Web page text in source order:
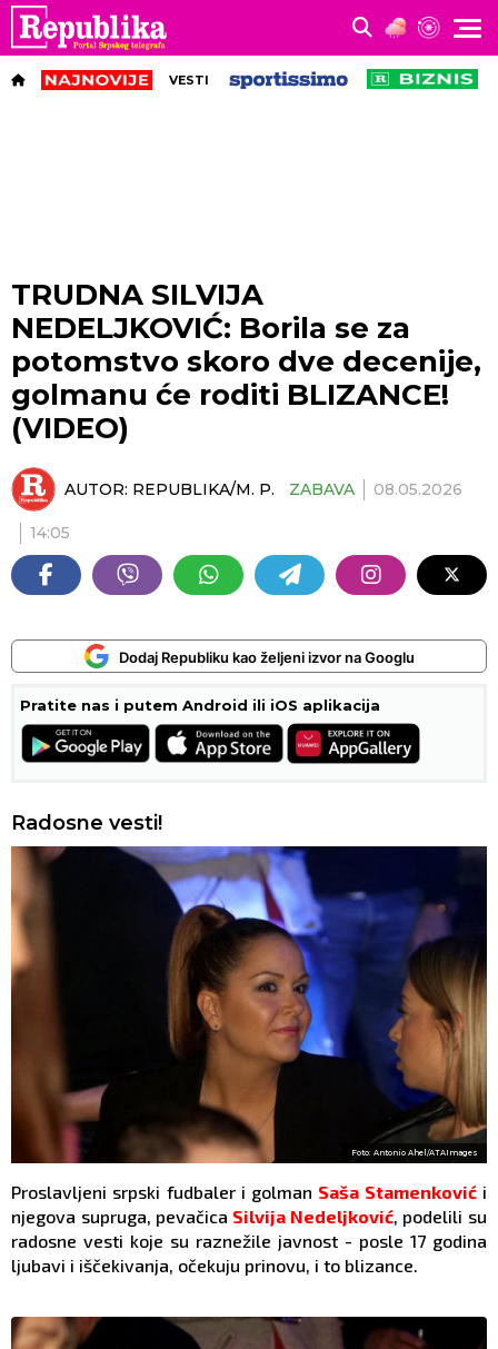
VESTI
TRUDNA SILVIJA
NEDELJKOVIĆ: Borila se za
potomstvo skoro dve decenije,
golmanu će roditi BLIZANCE!
(VIDEO)
AUTOR: REPUBLIKA/M. P. ZABAVA 08.05.2026
14:05
Dodaj Republiku kao željeni izvor na Googlu
Pratite nas i putem Android ili iOS aplikacija
Radosne vesti!
Foto: Antonio Ahel/ATAImages
Proslavljeni srpski fudbaler i golman Saša Stamenkovići
njegova supruga, pevačica Silvija Nedeljković, podelili su
radosne vesti koje su raznežile javnost - posle 17 godina
ljubavi i iščekivanja, očekuju prinovu, i to blizance.